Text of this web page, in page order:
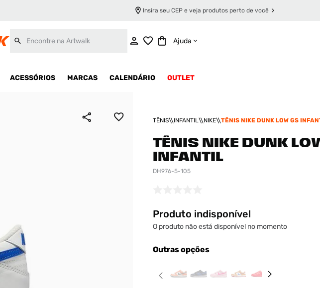
Insira seu CEP e veja produtos perto de você
Ajuda
ACESSÓRIOS MARCAS CALENDÁRIO OUTLET
TÊNIS INFANTIL NIKE TÊNIS NIKE DUNK LOW GS
TÊNIS NIKE DUNK
INFANTIL
DH976-5-105
Produto indisponível
O produto não está disponível no momento
Outras opções